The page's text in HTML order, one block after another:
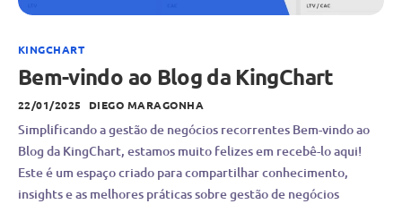
KINGCHART
Bem-vindo ao Blog da KingChart
22/01/2025 DIEGO MARAGONHA
Simplificando a gestão de negócios recorrentes Bem-vindo ao
Blog da KingChart, estamos muito felizes em recebê-lo aqui!
Este é um espaço criado para compartilhar conhecimento,
insights e as melhores práticas sobre gestão de negócios